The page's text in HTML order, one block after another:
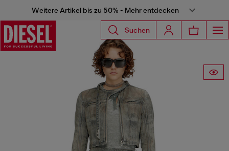
Weitere Artikel bis zu 50% - Mehr entdecken
Suchen